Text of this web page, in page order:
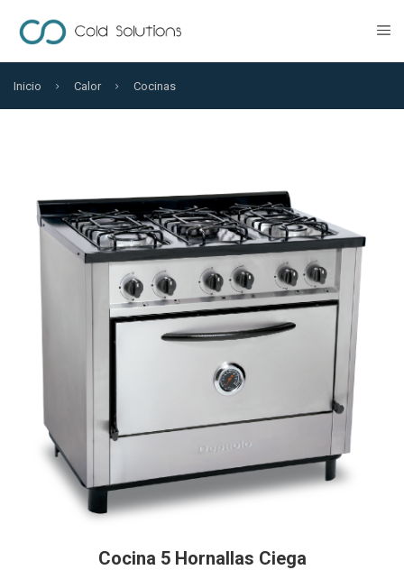
Inicio Calor Cocinas
Cocina 5 Hornallas Ciega